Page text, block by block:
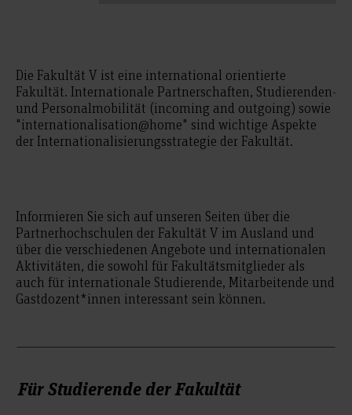
Die Fakultät V ist eine international orientierte
Fakultät. Internationale Partnerschaften, Studierenden-
und Personalmobilität (incoming and outgoing) sowie
"internationalisation@home" sind wichtige Aspekte
der Internationalisierungsstrategie der Fakultät.
Informieren Sie sich auf unseren Seiten über die
Partnerhochschulen der Fakultät V im Ausland und
über die verschiedenen Angebote und internationalen
Aktivitäten, die sowohl für Fakultätsmitglieder als
auch für internationale Studierende, Mitarbeitende und
Gastdozent*innen interessant sein können.
Für Studierende der Fakultät